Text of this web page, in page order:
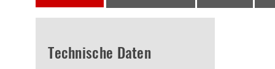
Technische Daten